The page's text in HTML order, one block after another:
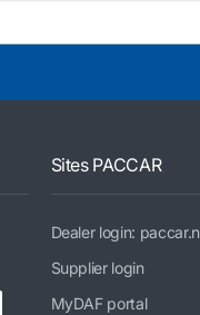
Sites PACCAR
Dealer login:
Supplier login
MyDAF portal